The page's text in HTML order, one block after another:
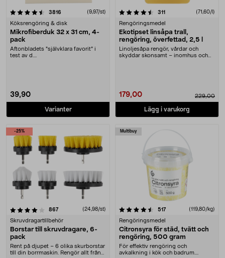
3816 recensioner(9,97/st)
Köksrengöring & disk
Mikrofiberduk 32 x 31 cm, 4-
pack
Aftonbladets "självklara favorit” i
test av d....
39,90
Varianter
4.5 av 5 stjärnor 311 (71,60/l)
Rengöringsmedel
Ekotipset linsåpa trall,
rengöring, överfettad, 2,5 l
Linoljesåpa rengör, vårdar och
skyddar skonsamt – inomhus och
179,00 229,00
Lägg i varukorg
-25%
867recensioner(24,98/st)
Skruvdragartillbehör
Borstar till skruvdragare, 6-
pack
Rent på djupet – 6 olika skurborstar
till din borrmaskin. Rengör allt från
Multibuy
4.5 av 5 stjärnor 517recensioner(119,80/kg)
Rengöringsmedel
Citronsyra för städ, tvätt och
rengöring, 500 gram
För effektiv rengöring och
avkalkning i kök och badrum.